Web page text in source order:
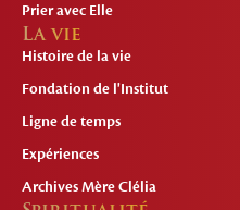
Prier avec Elle
La vie
Histoire de la vie
Fondation de l'Institut
Ligne de temps
Expériences
Archives Mère Clélia